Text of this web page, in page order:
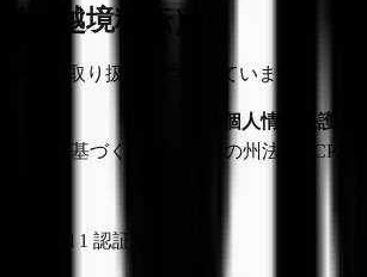
（越境移転）
タの取り扱いを委託しています。
個人情報保護に
会法に基づく執行。一部の州法（CCPA
Level 1 認証を取得